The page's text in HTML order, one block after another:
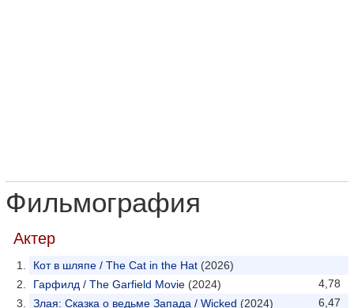
Фильмография
Актер
Кот в шляпе / The Cat in the Hat (2026)
4,78
Гарфилд / The Garfield Movie (2024)
6,47
Злая: Сказка о ведьме Запада / Wicked (2024)